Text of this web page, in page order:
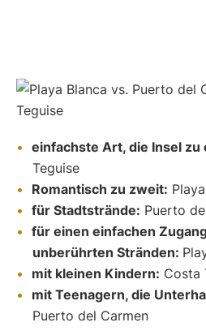
einfachste Art, die Insel zu
Teguise
Romantisch zu zweit:
für Stadtstrände: Puerto
für einen einfachen
unberührten Stränden:
mit kleinen Kindern: Costa
mit Teenagern, die
Puerto del Carmen